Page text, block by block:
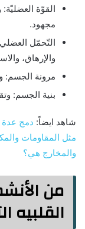
القوّة
مجهود.
التّحمّل
والإرهاق،
مرونة الجسم:
بنية الجسم:
شاهد ايضاً: دمج عدة
مثل المقاومات
والمخارج هي؟
من
القلبيه